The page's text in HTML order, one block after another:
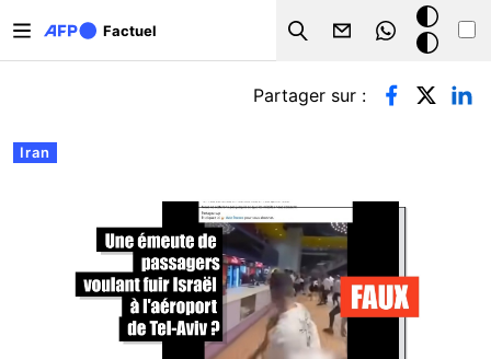
Factuel
Search
Mode
sombre
Onglets principaux
Iran
Partager sur :